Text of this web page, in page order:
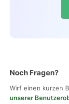
Noch Fragen?
Wirf einen kurzen
unserer